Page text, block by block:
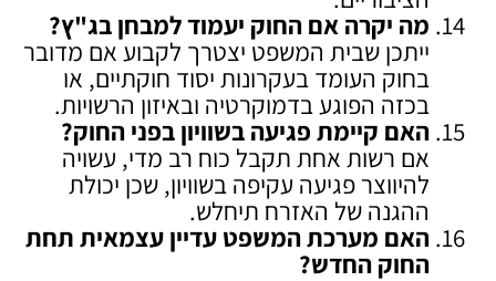
מה יקרה אם החוק יעמוד למבחן בג"ץ?
ייתכן שבית המשפט יצטרך לקבוע אם מדובר
בחוק העומד בעקרונות יסוד חוקתיים, או
בכזה הפוגע בדמוקרטיה ובאיזון הרשויות.
האם קיימת פגיעה בשוויון בפני החוק?
אם רשות אחת תקבל כוח רב מדי, עשויה
להיווצר פגיעה עקיפה בשוויון, שכן יכולת
ההגנה של האזרח תיחלש.
האם מערכת המשפט עדיין עצמאית תחת
החוק החדש?